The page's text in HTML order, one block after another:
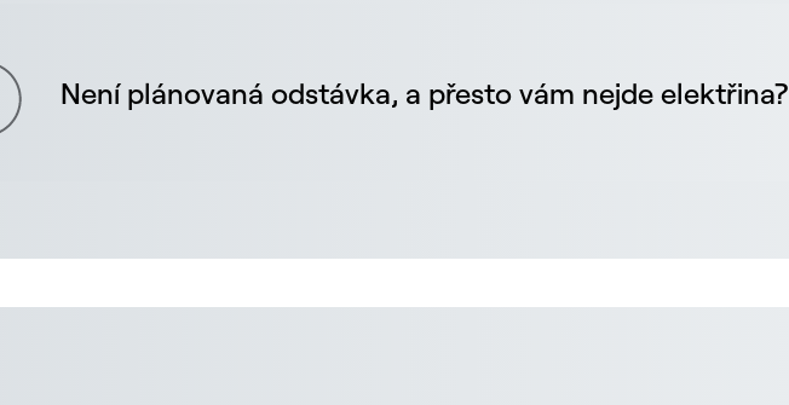
Není plánovaná odstávka, a přesto vám nejde elektřina?